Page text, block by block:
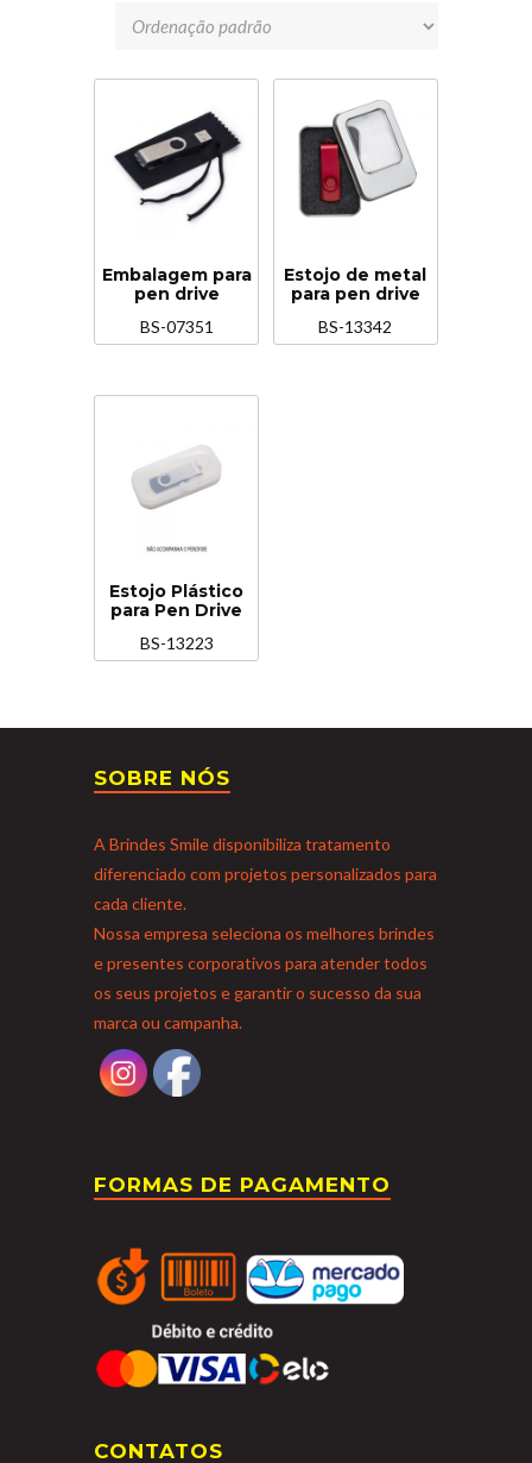
Embalagem para
pen drive
BS-07351
Estojo de metal
para pen drive
BS-13342
Estojo Plástico
para Pen Drive
BS-13223
SOBRE NÓS
A Brindes Smile disponibiliza tratamento
diferenciado com projetos personalizados para
cada cliente.
Nossa empresa seleciona os melhores brindes
e presentes corporativos para atender todos
os seus projetos e garantir o sucesso da sua
marca ou campanha.
FORMAS DE PAGAMENTO
CONTATOS